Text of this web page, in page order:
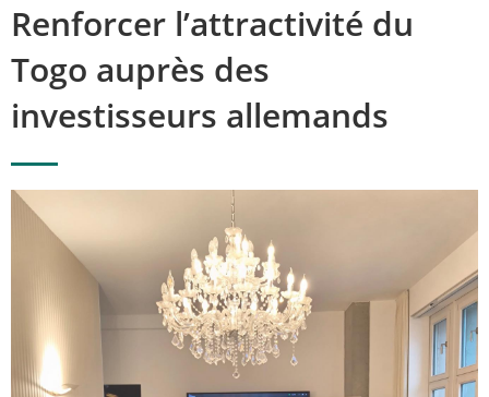
Renforcer l’attractivité du
Togo auprès des
investisseurs allemands